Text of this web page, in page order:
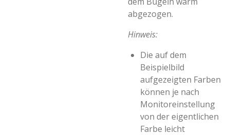
abgezogen.
Hinweis:
Die auf dem
Beispielbild
aufgezeigten Farben
können je nach
Monitoreinstellung
von der eigentlichen
Farbe leicht